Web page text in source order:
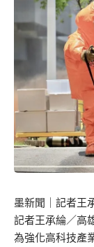
墨新聞 ｜記者
記者王承綸／高
為強化高科技產